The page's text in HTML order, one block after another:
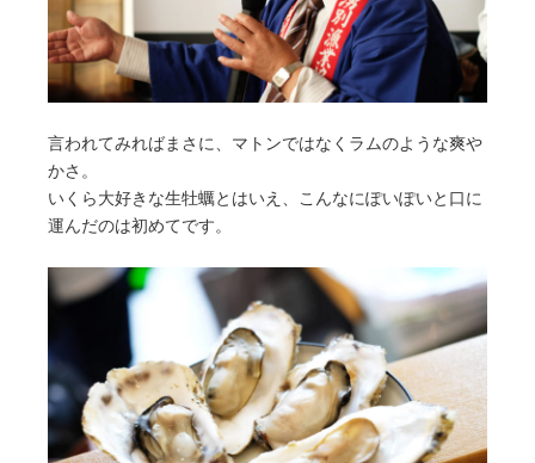
言われてみればまさに、マトンではなくラムのような爽や
かさ。
いくら大好きな生牡蠣とはいえ、こんなにぽいぽいと口に
運んだのは初めてです。